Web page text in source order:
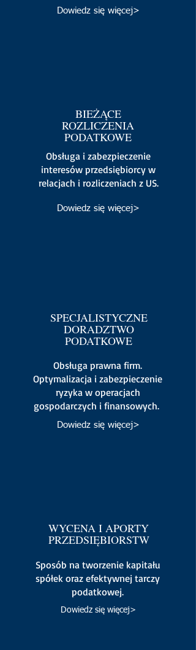
Dowiedz się więcej>
BIEŻĄCE
ROZLICZENIA
PODATKOWE
Obsługa i zabezpieczenie
interesów przedsiębiorcy w
relacjach i rozliczeniach z US.
Dowiedz się więcej>
SPECJALISTYCZNE
DORADZTWO
PODATKOWE
Obsługa prawna firm.
Optymalizacja i zabezpieczenie
ryzyka w operacjach
gospodarczych i finansowych.
Dowiedz się więcej>
WYCENA I APORTY
PRZEDSIĘBIORSTW
Sposób na tworzenie kapitału
spółek oraz efektywnej tarczy
podatkowej.
Dowiedz się więcej>